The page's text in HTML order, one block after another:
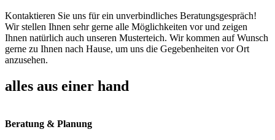
Kontaktieren Sie uns für ein unverbindliches Beratungsgespräch!
Wir stellen Ihnen sehr gerne alle Möglichkeiten vor und zeigen
Ihnen natürlich auch unseren Musterteich. Wir kommen auf Wunsch
gerne zu Ihnen nach Hause, um uns die Gegebenheiten vor Ort
anzusehen.
alles aus einer hand
Beratung & Planung